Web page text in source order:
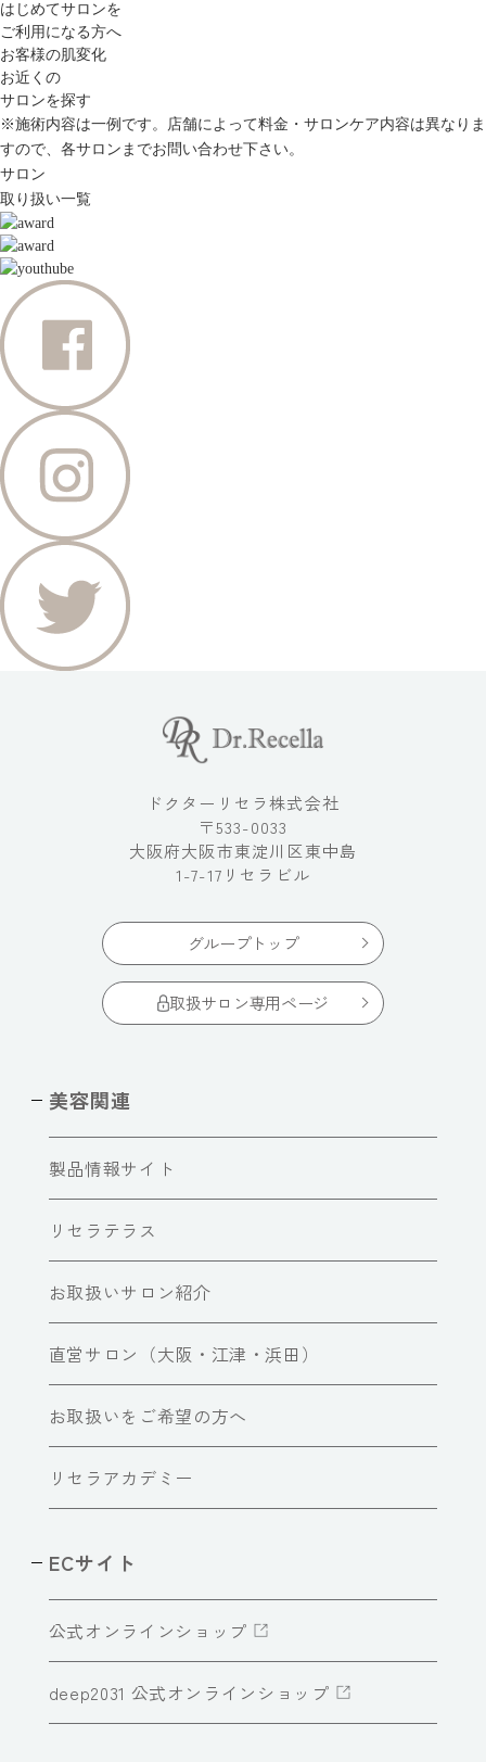
はじめてサロンを
ご利用になる方へ
お客様の肌変化
お近くの
サロンを探す
※施術内容は一例です。店舗によって料金・サロンケア内容は異なりま
すので、各サロンまでお問い合わせ下さい。
サロン
取り扱い一覧
ドクターリセラ株式会社
〒533-0033
大阪府大阪市東淀川区東中島
1-7-17リセラビル
グループトップ
取扱サロン専用ページ
美容関連
製品情報サイト
リセラテラス
お取扱いサロン紹介
直営サロン（大阪・江津・浜田）
お取扱いをご希望の方へ
リセラアカデミー
ECサイト
公式オンラインショップ
deep2031 公式オンラインショップ